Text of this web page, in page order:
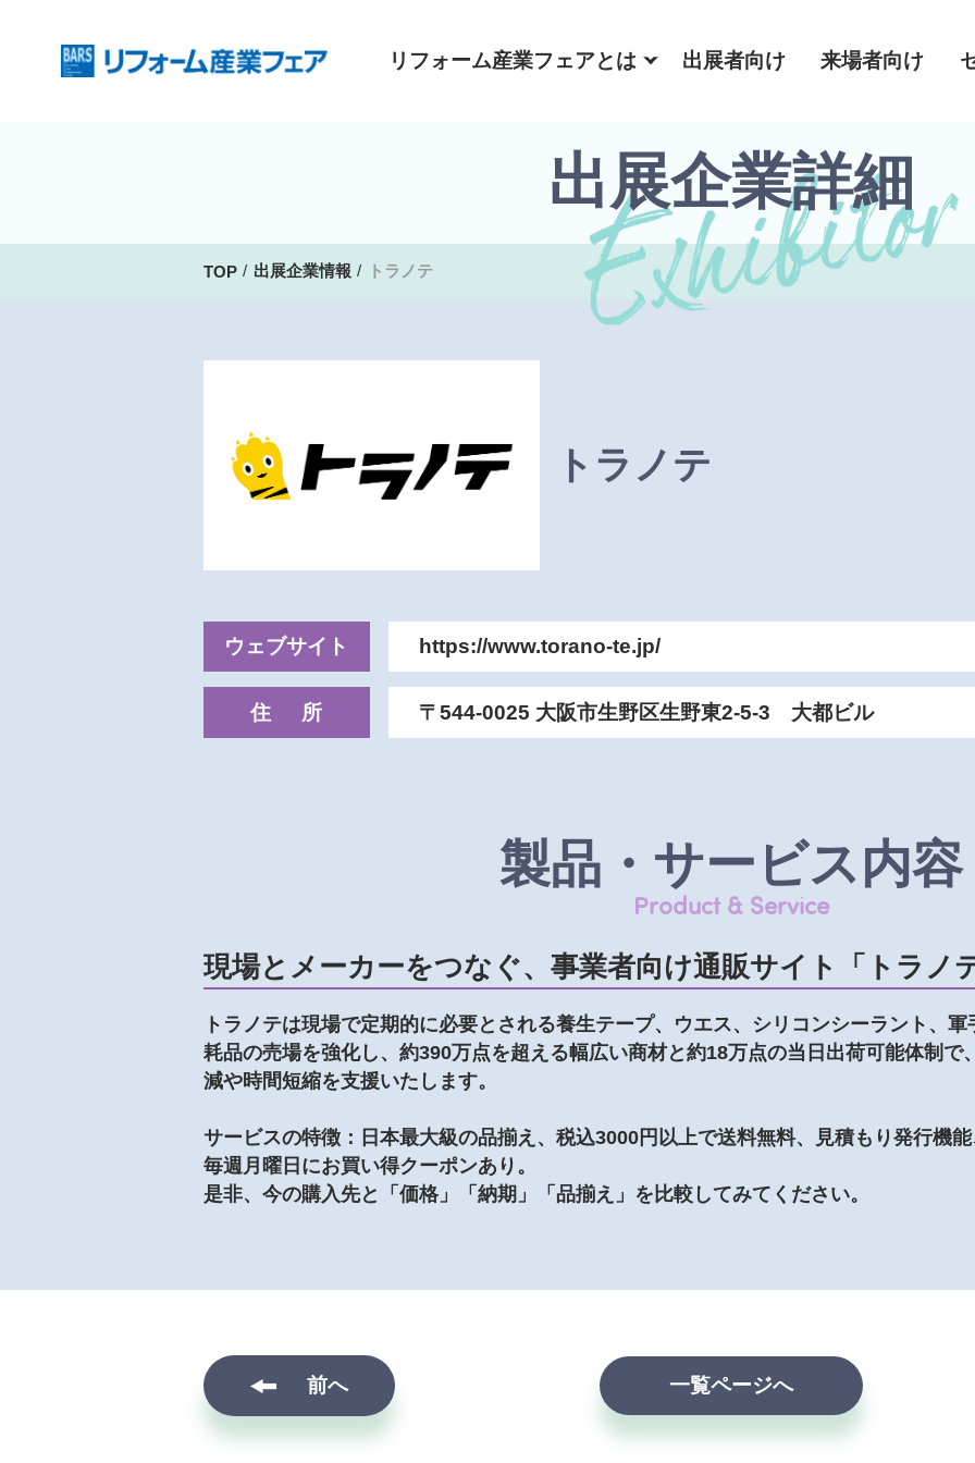
リフォーム産業フェアとは 出展者向け 来場者向け
出展企業詳細
TOP 出展企業情報 トラノテ
トラノテ
ウェブサイト https://www.torano-te.jp/
住所 〒544-0025 大阪市生野区生野東2-5-3 大都ビル
製品・サービス内容
Product & Service
現場とメーカーをつなぐ、事業者向け通販サイト「トラノ
トラノテは現場で定期的に必要とされる養生テープ、ウエス、シリコンシーラント、
耗品の売場を強化し、約390万点を超える幅広い商材と約18万点の当日出荷可能体制で
減や時間短縮を支援いたします。
サービスの特徴：日本最大級の品揃え、税込3000円以上で送料無料、見積もり発行機
毎週月曜日にお買い得クーポンあり。
是非、今の購入先と「価格」「納期」「品揃え」を比較してみてください。
前へ 一覧ページへ